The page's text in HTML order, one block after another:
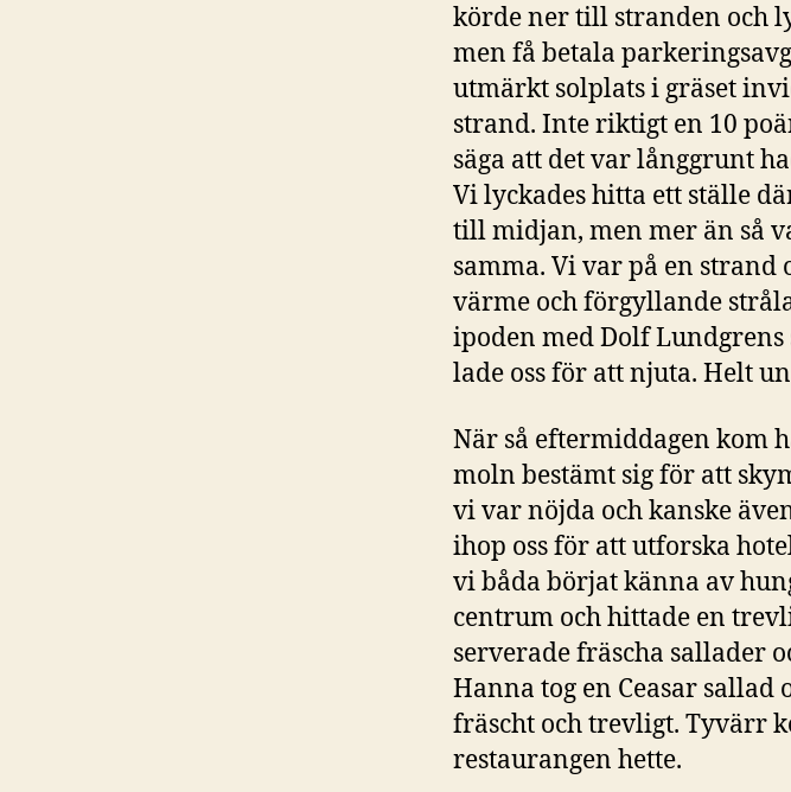
körde ner till stranden och
men få betala
utmärkt solplats i gräset
strand. Inte riktigt en 10
säga att det var långgrunt
Vi lyckades hitta ett ställe
till midjan, men mer än så
samma. Vi var på en strand
värme och förgyllande
ipoden med Dolf
lade oss för att njuta. Helt
När så eftermiddagen kom
moln bestämt sig för att
vi var nöjda och kanske
ihop oss för att utforska
vi båda börjat känna av
centrum och hittade en
serverade fräscha sallader
Hanna tog en Ceasar sallad
fräscht och trevligt. Tyvärr
restaurangen hette.